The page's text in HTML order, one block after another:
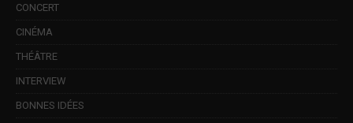
CONCERT
CINÉMA
THÉÂTRE
INTERVIEW
BONNES IDÉES